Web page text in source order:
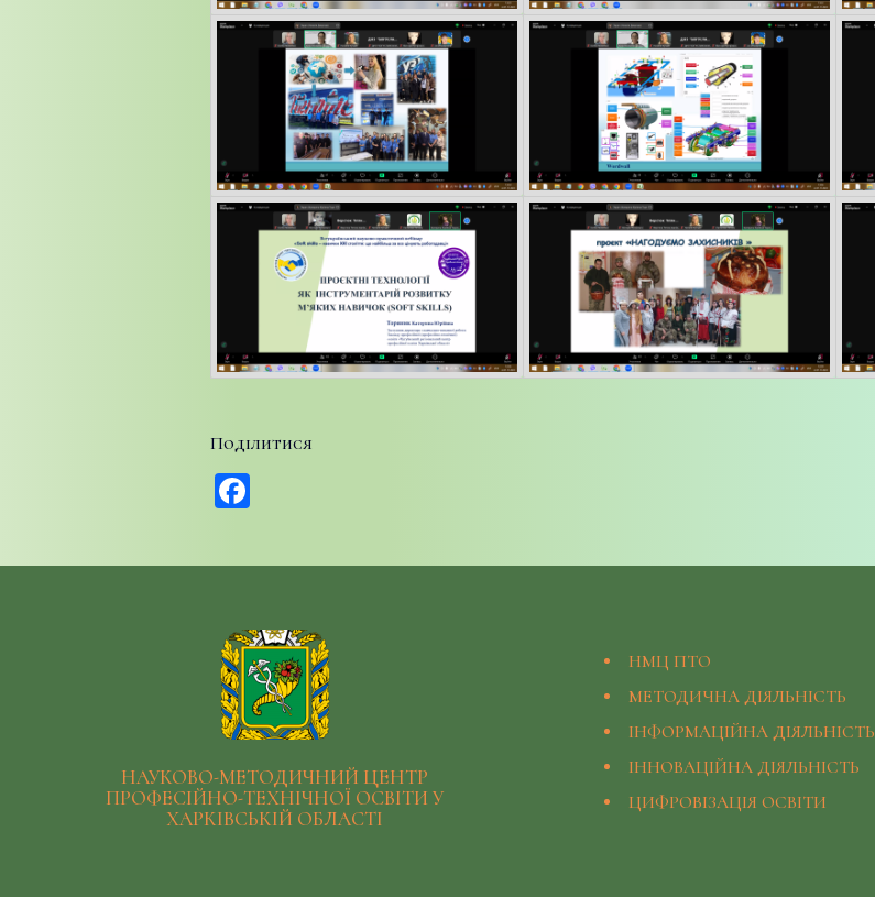
Поділитися
НАУКОВО-МЕТОДИЧНИЙ ЦЕНТР
ПРОФЕСІЙНО-ТЕХНІЧНОЇ ОСВІТИ У
ХАРКІВСЬКІЙ ОБЛАСТІ
НМЦ ПТО
МЕТОДИЧНА ДІЯЛЬНІСТЬ
ІНФОРМАЦІЙНА ДІЯЛЬНІСТЬ
ІННОВАЦІЙНА ДІЯЛЬНІСТЬ
ЦИФРОВІЗАЦІЯ ОСВІТИ